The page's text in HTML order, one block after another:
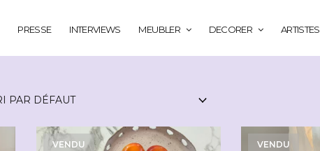
PRESSE INTERVIEWS MEUBLER DECORER ARTISTES
VENDU VENDU